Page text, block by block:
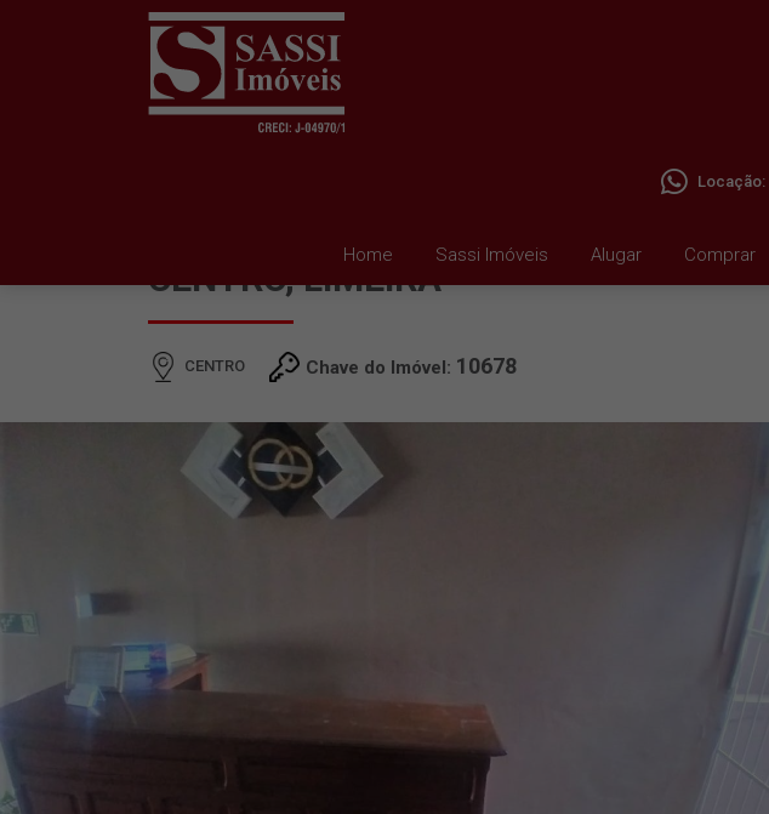
Home Sassi Imóveis Alugar Comprar
Locação:
CENTRO, LIMEIRA
CENTRO Chave do Imóvel: 10678